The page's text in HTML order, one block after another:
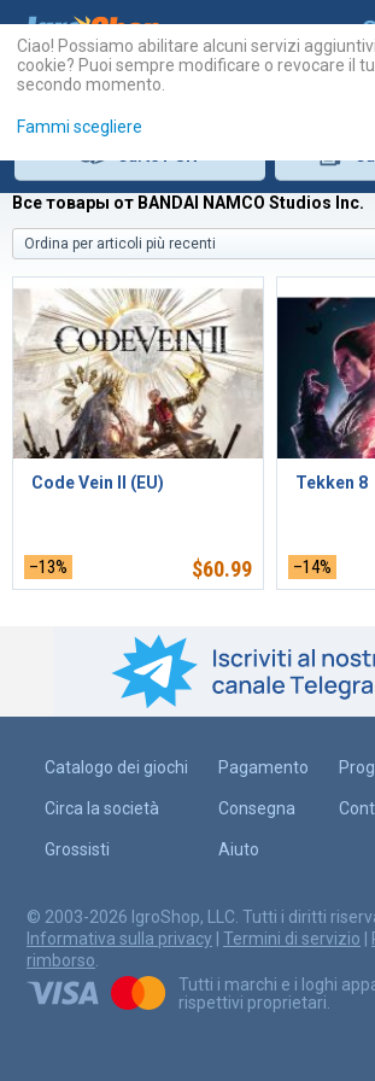
Все товары от BANDAI NAMCO Studios Inc.
Ordina per articoli più recenti
Code Vein II (EU)
–13% $60.99
Tekken 8
–14%
Catalogo dei giochi
Circa la società
Grossisti
Pagamento
Consegna
Aiuto
© 2003-2026 IgroShop, LLC. Tutti i diritti
Informativa sulla privacy
Termini di servizio
rimborso
Tutti i marchi e i loghi
rispettivi proprietari.
Ciao! Possiamo abilitare alcuni servizi
cookie? Puoi sempre modificare o revocare il
secondo momento.
Fammi scegliere